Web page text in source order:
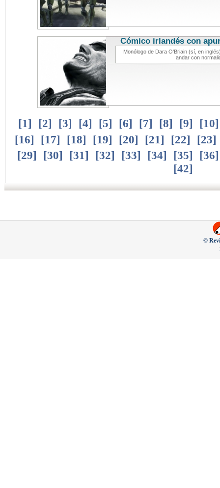
Cómico irlandés con
Monólogo de Dara O'Briain (sí, en
andar con
[1] [2] [3] [4] [5] [6] [7] [8] [9] [10
[16] [17] [18] [19] [20] [21] [22] [23]
[29] [30] [31] [32] [33] [34] [35] [36
[42]
©